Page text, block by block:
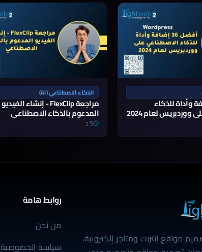
إضافة وأداة للذكاء
لعام 2024
الذكاء الاصطناعي (AI)
مراجعة FlexClip - إنشاء الفيديو
المدعوم بالذكاء الاصطناعي
5 د
مواقع إنترنت ومتاجر إلكترونية.
روابط هامة
من نحن
سياسة الخصوصية